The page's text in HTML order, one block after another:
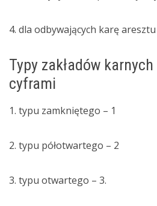
4. dla odbywających karę
Typy zakładów
cyframi
1. typu zamkniętego – 1
2. typu półotwartego – 2
3. typu otwartego – 3.